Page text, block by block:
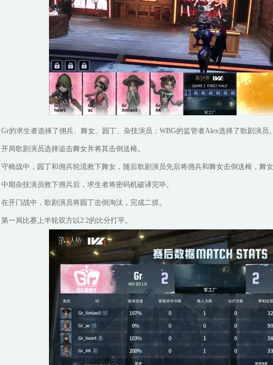
Gr的求生者选择了佣兵、舞女、园丁、杂技演员；WBG的监管者Alex选择了歌剧演员
开局歌剧演员选择追击舞女并将其击倒送椅。
守椅战中，园丁和佣兵轮流救下舞女，随后歌剧演员先后将佣兵和舞女击倒送椅，舞女
中期杂技演员救下佣兵后，求生者将密码机破译完毕。
在开门战中，歌剧演员将园丁击倒淘汰，完成二抓。
第一局比赛上半轮双方以2:2的比分打平。